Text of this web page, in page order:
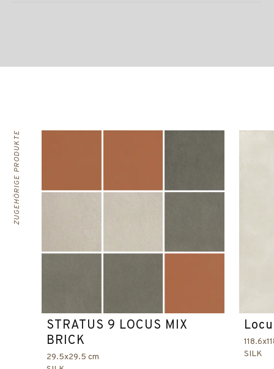
ZUGEHÖRIGE PRODUKTE
STRATUS 9 LOCUS MIX
BRICK
29.5x29.5 cm
SILK